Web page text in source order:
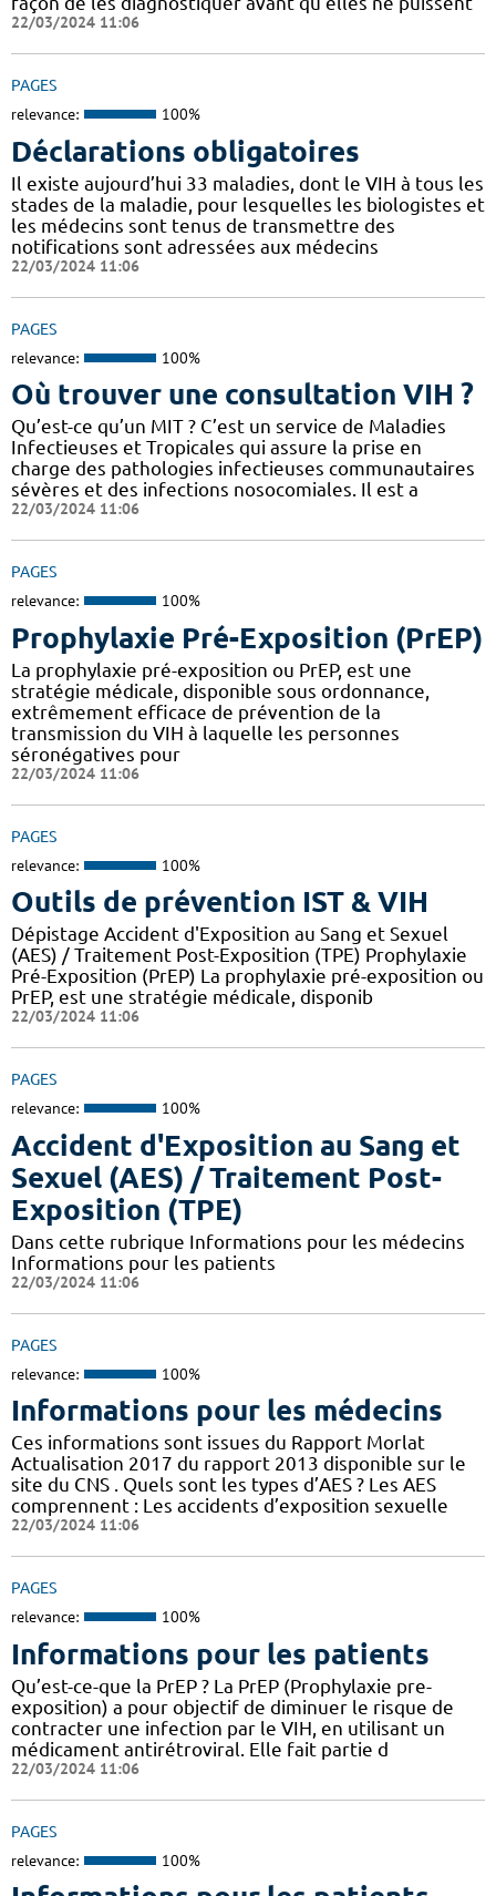
22/03/2024 11:06
PAGES
relevance: 100%
Déclarations obligatoires
Il existe aujourd’hui 33 maladies, dont le VIH à tous les
stades de la maladie, pour lesquelles les biologistes et
les médecins sont tenus de transmettre des
notifications sont adressées aux médecins
22/03/2024 11:06
PAGES
relevance: 100%
Où trouver une consultation VIH ?
Qu’est-ce qu’un MIT ? C’est un service de Maladies
Infectieuses et Tropicales qui assure la prise en
charge des pathologies infectieuses communautaires
sévères et des infections nosocomiales. Il est a
22/03/2024 11:06
PAGES
relevance: 100%
Prophylaxie Pré-Exposition (PrEP)
La prophylaxie pré-exposition ou PrEP, est une
stratégie médicale, disponible sous ordonnance,
extrêmement efficace de prévention de la
transmission du VIH à laquelle les personnes
séronégatives pour
22/03/2024 11:06
PAGES
relevance: 100%
Outils de prévention IST & VIH
Dépistage Accident d'Exposition au Sang et Sexuel
(AES) / Traitement Post-Exposition (TPE) Prophylaxie
Pré-Exposition (PrEP) La prophylaxie pré-exposition ou
PrEP, est une stratégie médicale, disponib
22/03/2024 11:06
PAGES
relevance: 100%
Accident d'Exposition au Sang et
Sexuel (AES) / Traitement Post-
Exposition (TPE)
Dans cette rubrique Informations pour les médecins
Informations pour les patients
22/03/2024 11:06
PAGES
relevance: 100%
Informations pour les médecins
Ces informations sont issues du Rapport Morlat
Actualisation 2017 du rapport 2013 disponible sur le
site du CNS . Quels sont les types d’AES ? Les AES
comprennent : Les accidents d’exposition sexuelle
22/03/2024 11:06
PAGES
relevance: 100%
Informations pour les patients
Qu’est-ce-que la PrEP ? La PrEP (Prophylaxie pre-
exposition) a pour objectif de diminuer le risque de
contracter une infection par le VIH, en utilisant un
médicament antirétroviral. Elle fait partie d
22/03/2024 11:06
PAGES
relevance: 100%